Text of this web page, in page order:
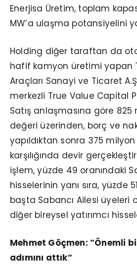
Enerjisa Üretim, toplam
MW’a ulaşma potansiyelini
Holding diğer taraftan da
hafif kamyon üretimi yapan
Araçları Sanayi ve Ticaret
merkezli True Value Capital
Satış anlaşmasına göre 825
değeri üzerinden, borç ve
yapıldıktan sonra 375
karşılığında devir
işlem, yüzde 49 oranındaki
hisselerinin yanı sıra, yüzde
başta Sabancı Ailesi üyeleri
diğer bireysel yatırımcı
Mehmet Göçmen: ”Önemli
adımını attık”